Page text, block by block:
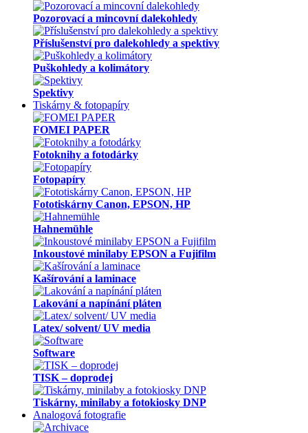
Pozorovací a mincovní dalekohledy
Příslušenství pro dalekohledy a spektivy
Puškohledy a kolimátory
Spektivy
Tiskárny & fotopapíry
FOMEI PAPER
Fotoknihy a fotodárky
Fotopapíry
Fototiskárny Canon, EPSON, HP
Hahnemühle
Inkoustové minilaby EPSON a Fujifilm
Kašírování a laminace
Lakování a napínání pláten
Latex/ solvent/ UV media
Software
TISK – doprodej
Tiskárny, minilaby a fotokiosky DNP
Analogová fotografie